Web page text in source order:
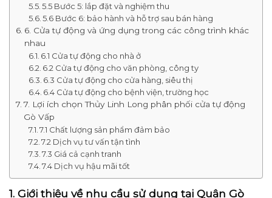
5.5 Bước 5: lắp đặt và nghiệm thu
5.6 Bước 6: bảo hành và hỗ trợ sau bán hàng
6. Cửa tự động và ứng dụng trong các công trình khác
nhau
6.1 Cửa tự động cho nhà ở
6.2 Cửa tự động cho văn phòng, công ty
6.3 Cửa tự động cho cửa hàng, siêu thị
6.4 Cửa tự động cho bệnh viện, trường học
7. Lợi ích chọn Thủy Linh Long phân phối cửa tự động
Gò Vấp
7.1 Chất lượng sản phẩm đảm bảo
7.2 Dịch vụ tư vấn tận tình
7.3 Giá cả cạnh tranh
7.4 Dịch vụ hậu mãi tốt
1. Giới thiệu về nhu cầu sử dụng tại Quận Gò